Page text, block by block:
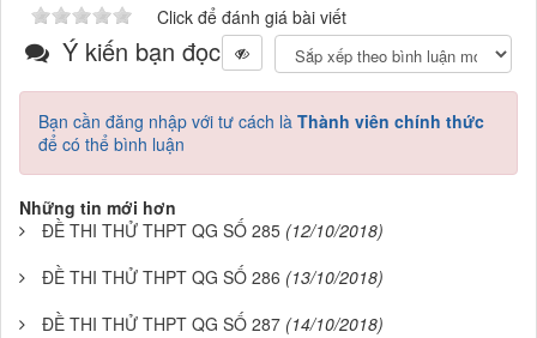
Click để đánh giá bài viết
Ý kiến bạn đọc
Bạn cần đăng nhập với tư cách là Thành viên chính thức
để có thể bình luận
Những tin mới hơn
ĐỀ THI THỬ THPT QG SỐ 285 (12/10/2018)
ĐỀ THI THỬ THPT QG SỐ 286 (13/10/2018)
ĐỀ THI THỬ THPT QG SỐ 287 (14/10/2018)